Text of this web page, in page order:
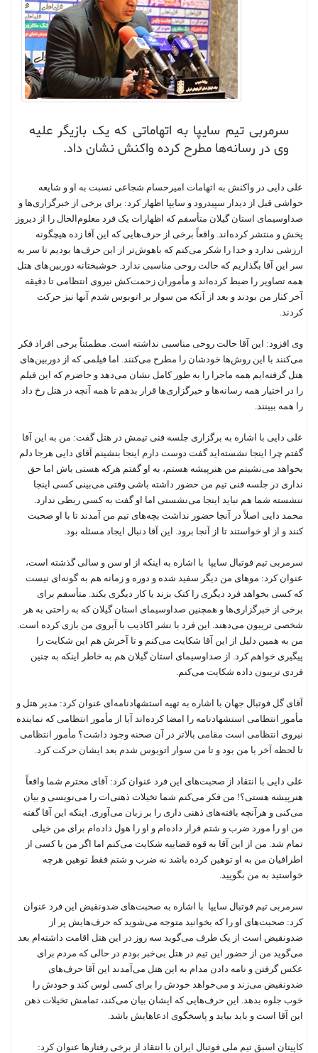
سرمربی تیم سایپا به اتهاماتی که یک بازیگر علیه
وی در رسانه‌ها مطرح کرده واکنش نشان داد.
علی دایی در واکنش به اتهامات امیرحسام شجاعی نسبت به او و شایعه
حواشی قبل از دیدار سپیدرود و سایپا اظهار کرد: برای برخی از خبرگزاری‌ها و
صداوسیمای استان گیلان متأسفم که اظهارات یک فرد معلوم‌الحال را از دیروز
پخش و منتشر کرده‌اند. واقعاً‌ برخی از حرف‌هایی که این آقا زده هیچگونه
ارزشی ندارد و خدا را شکر می‌کنم که باهوش‌تر از این حرف‌ها بودیم تا سر به
سر این آقا بگذاریم که حالت روحی مناسبی ندارد. خوشبختانه دوربین‌های هتل
همه تصاویر را ضبط کرده‌اند و مأموران زحمت‌کش نیروی انتظامی تا دقیقه
آخر کنار من بودند و بعد از آنکه من سوار بر اتوبوس شدم آنها نیز حرکت
کردند.
وی افزود: این آقا حالت روحی مناسبی نداشته است. مطمئناً برخی افراد فکر
می‌کنند با این روش‌ها خودشان را مطرح می‌کنند. اما فیلمی که از دوربین‌های
هتل گرفته‌ایم همه ماجرا را به طور کامل نشان می‌دهد و حاضرم که این فیلم
را در اختیار همه رسانه‌ها و خبرگزاری‌ها قرار بدهم تا همه آنچه در هتل رخ داد
را همه ببینند.
علی دایی با اشاره به برگزاری جلسه فنی تیمش در هتل گفت: من به این آقا
گفتم چرا اینجا نشسته‌اید گفت دوست دارم اینجا بنشینم آقای دایی هرجا دلم
بخواهد می‌نشینم من هنرپیشه هستم، به او گفتم هرکه هستی باش اما حق
نداری در جلسه فنی تیم من حضور داشته باشی وقتی می‌بینی کسی اینجا
ننشسته شما هم نباید اینجا می‌نشستی اما او گفت به کسی ربطی ندارد.
محمد دایی اصلاً در آنجا حضور نداشت بچه‌های تیم من آمدند تا با او صحبت
کنند و از او خواستند تا از آنجا برود. این آقا دنبال ایجاد مسئله بود.
سرمربی تیم فوتبال سایپا با اشاره به اینکه از او سن و سالی گذشته است،
عنوان کرد: موهای من دیگر سفید شده و دوره و زمانه هم به گونه‌ای نیست
که کسی بخواهد فرد دیگری را کتک بزند یا کار دیگری بکند. متأسفم برای
برخی از خبرگزاری‌ها و همچنین صداوسیمای استان گیلان که به راحتی به هر
شخصی تریبون می‌‌دهند. این فرد با نشر اکاذیب با آبروی من بازی کرده است.
من به همین دلیل از این آقا شکایت می‌کنم و تا آخرش هم این شکایت را
پیگیری خواهم کرد. از صداوسیمای استان گیلان هم به خاطر اینکه به چنین
فردی تریبون داده شکایت می‌کنم.
آقای گل فوتبال جهان با اشاره به تهیه استشهادنامه‌ای عنوان کرد: مدیر هتل و
مأمور انتظامی استشهادنامه را امضا کرده‌اند آیا از مأمور انتظامی که نماینده
نیروی انتظامی است مقامی بالاتر در آن صحنه وجود داشت؟ مأمور انتظامی
تا لحظه آخر با من بود و تا من سوار اتوبوس شدم بعد ایشان حرکت کرد.
علی دایی با انتقاد از صحبت‌های این فرد عنوان کرد: آقای محترم شما واقعاً
هنرپیشه هستی؟! من فکر می‌کنم شما تخیلات ذهنی‌ات را می‌نویسی و بیان
می‌کنی و هرآنچه بافته‌های ذهنی داری را بر زبان می‌آوری. اینکه این آقا گفته
من او را مورد ضرب و شتم قرار داده‌ام و او را هول داده‌ام برای من خیلی
تمام شد. من از این آقا به قوه قضاییه شکایت می‌کنم اما اگر من یا کسی از
اطرافیان من به او توهین کرده باشد نه ضرب و شتم فقط توهین هرچه
خواستید به من بگویید.
سرمربی تیم فوتبال سایپا با اشاره به صحبت‌های ضدونقیض این فرد عنوان
کرد:‌ صحبت‌های او را که بخوانید متوجه می‌شوید که حرف‌هایش پر از
ضدونقیض است از یک طرف می‌گوید سه روز در این هتل اقامت داشته‌ام بعد
می‌گوید من از حضور این تیم در هتل بی‌خبر بودم در حالی که مردم برای
عکس گرفتن و نامه دادن مدام به این هتل می‌آمدند این آقا حرف‌های
ضدونقیض می‌زند و می‌خواهد خودش را برای کسی لوس کند و خودش را
خوب جلوه بدهد. این حرف‌هایی که ایشان بیان می‌کند، تمامش تخیلات ذهن
این آقا است و باید بیاید و پاسخگوی ادعاهایش باشد.
کاپیتان اسبق تیم ملی فوتبال ایران با انتقاد از برخی رفتارها عنوان کرد: